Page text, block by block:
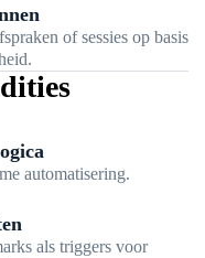
of sessies op basis
automatisering.
als triggers voor